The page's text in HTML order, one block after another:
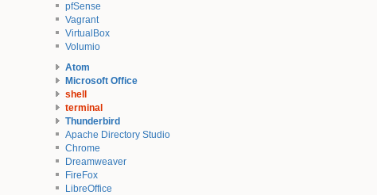
pfSense
Vagrant
VirtualBox
Volumio
Atom
Microsoft Office
shell
terminal
Thunderbird
Apache Directory Studio
Chrome
Dreamweaver
FireFox
LibreOffice